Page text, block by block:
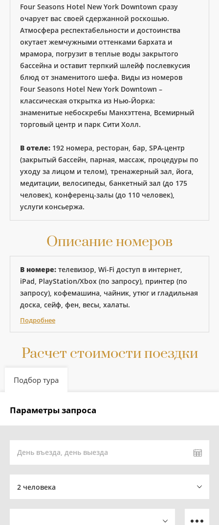
Four Seasons Hotel New York Downtown сразу
очарует вас своей сдержанной роскошью.
Атмосфера респектабельности и достоинства
окутает жемчужными оттенками бархата и
мрамора, погрузит в теплые воды закрытого
бассейна и оставит терпкий шлейф послевкусия
блюд от знаменитого шефа. Виды из номеров
Four Seasons Hotel New York Downtown –
классическая открытка из Нью-Йорка:
знаменитые небоскребы Манхэттена, Всемирный
торговый центр и парк Сити Холл.
В отеле: 192 номера, ресторан, бар, SPA-центр
(закрытый бассейн, парная, массаж, процедуры по
уходу за лицом и телом), тренажерный зал, йога,
медитации, велосипеды, банкетный зал (до 175
человек), конференц-залы (до 110 человек),
услуги консьержа.
Описание номеров
В номере: телевизор, Wi-Fi доступ в интернет,
iPad, PlayStation/Xbox (по запросу), принтер (по
запросу), кофемашина, чайник, утюг и гладильная
доска, сейф, фен, весы, халаты.
Подробнее
Расчет стоимости поездки
Подбор тура
Параметры запроса
День въезда, день выезда
2 человека